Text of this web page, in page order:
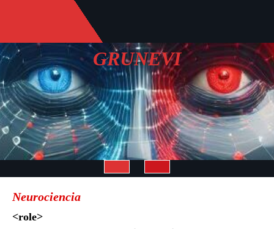
contenido
GRUNEVI
Neurociencia
<role>